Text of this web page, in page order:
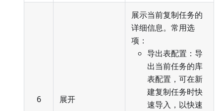
6 展开
展示当前复制任务的
详细信息。常用选
项：
导出表配置：导
出当前任务的库
表配置，可在新
建复制任务时快
速导入，以快速